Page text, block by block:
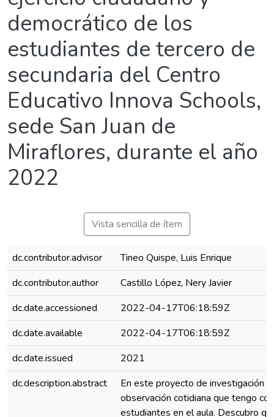
democrático de los
estudiantes de tercero de
secundaria del Centro
Educativo Innova Schools,
sede San Juan de
Miraflores, durante el año
2022
Vista sencilla de ítem
dc.contributor.advisor
Tineo Quispe, Luis Enrique
dc.contributor.author
Castillo López, Nery Javier
dc.date.accessioned
2022-04-17T06:18:59Z
dc.date.available
2022-04-17T06:18:59Z
dc.date.issued
2021
dc.description.abstract
En este proyecto de investigación
observación cotidiana que tengo
estudiantes en el aula. Descubro